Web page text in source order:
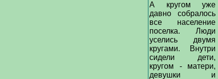
А кругом уже
давно собралось
все население
поселка. Люди
уселись двумя
кругами. Внутри
сидели дети,
кругом - матери,
девушки и